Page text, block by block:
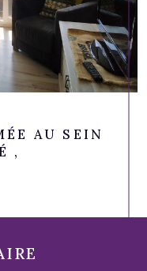
AU SEIN
,